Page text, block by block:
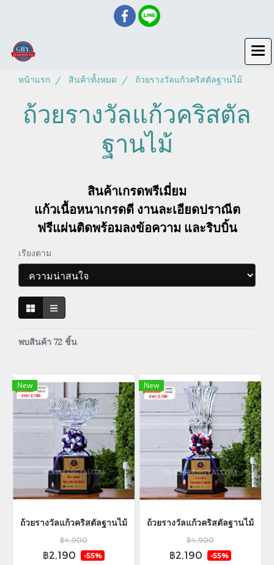
หน้าแรก สินค้าทั้งหมด ถ้วยรางวัลแก้วคริสตัลฐานไม้
ถ้วยรางวัลแก้วคริสตัล
ฐานไม้
สินค้าเกรดพรีเมี่ยม
แก้วเนื้อหนาเกรดดี งานละเอียดปราณีต
ฟรีแผ่นติดพร้อมลงข้อความ และริบบิ้น
เรียงตาม
พบสินค้า 72 ชิ้น
New
ถ้วยรางวัลแก้วคริสตัลฐานไม้
฿4,900
฿2,190 -55%
New
ถ้วยรางวัลแก้วคริสตัลฐานไม้
฿4,900
฿2,190 -55%